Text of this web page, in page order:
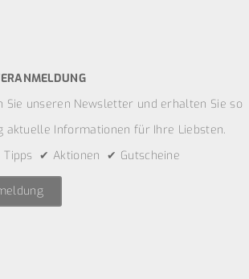
Sie unseren Newsletter und erhalten Sie so
aktuelle Informationen für Ihre Liebsten.
✔ Aktionen ✔ Gutscheine